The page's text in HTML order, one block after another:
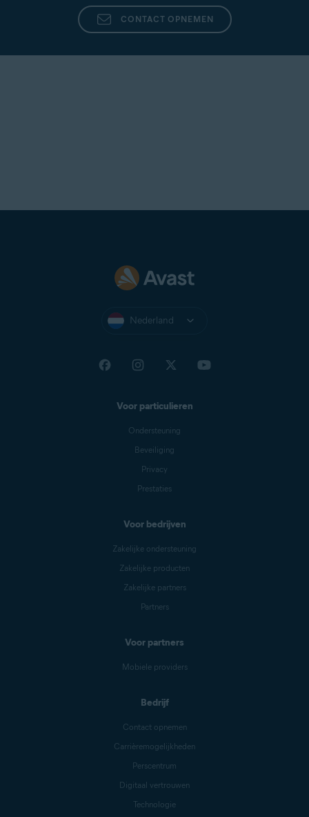
CONTACT OPNEMEN
Nederland
Voor particulieren
Ondersteuning
Beveiliging
Privacy
Prestaties
Voor bedrijven
Zakelijke ondersteuning
Zakelijke producten
Zakelijke partners
Partners
Voor partners
Mobiele providers
Bedrijf
Contact opnemen
Carrièremogelijkheden
Perscentrum
Digitaal vertrouwen
Technologie